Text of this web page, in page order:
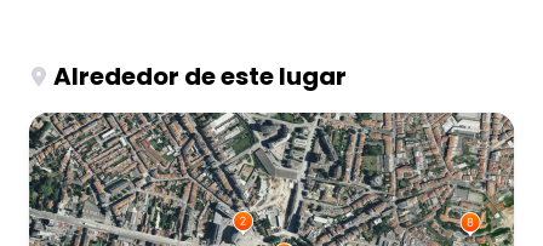
Alrededor de este lugar